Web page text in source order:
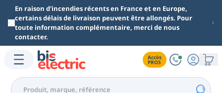
Aller au contenu principal
En raison d'incendies récents en France et en Europe,
certains délais de livraison peuvent être allongés. Pour
toute information complémentaire, merci de nous
contacter.
Accès
PROS